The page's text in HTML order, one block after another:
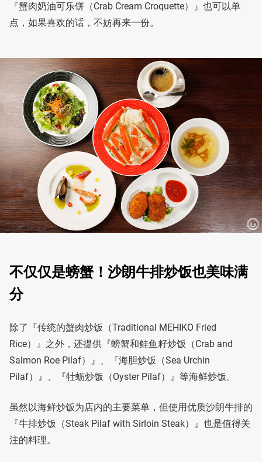
『蟹肉奶油可乐饼（Crab Cream Croquette）』也可以单
点，如果喜欢的话，不妨再来一份。
不仅仅是螃蟹！沙朗牛排炒饭也美味满
分
除了『传统的蟹肉炒饭（Traditional MEHIKO Fried
Rice）』之外，还提供『螃蟹和鲑鱼籽炒饭（Crab and
Salmon Roe Pilaf）』、『海胆炒饭（Sea Urchin
Pilaf）』、『牡蛎炒饭（Oyster Pilaf）』等海鲜炒饭。
虽然以海鲜炒饭为店内的主要菜单，但使用优质沙朗牛排的
『牛排炒饭（Steak Pilaf with Sirloin Steak）』也是值得关
注的料理。